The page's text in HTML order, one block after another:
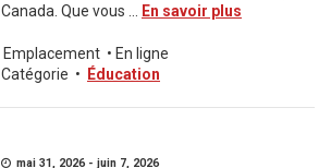
Canada. Que vous ...
En savoir plus
Emplacement • En ligne
Catégorie • Éducation
mai 31, 2026 - juin 7, 2026